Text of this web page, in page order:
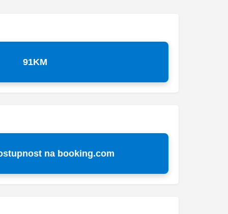
91KM
na booking.com